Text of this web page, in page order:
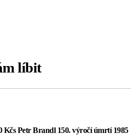
líbit
Kčs Petr Brandl 150. výročí úmrtí 1985